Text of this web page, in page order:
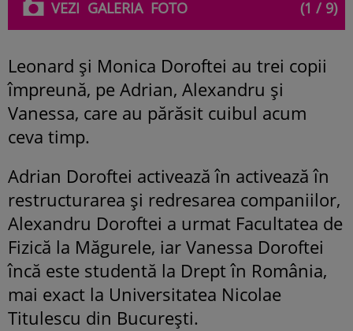
VEZI GALERIAFOTO (1 / 9)
Leonard și Monica Doroftei au trei copii
împreună, pe Adrian, Alexandru și
Vanessa, care au părăsit cuibul acum
ceva timp.
Adrian Doroftei activează în activează în
restructurarea și redresarea companiilor,
Alexandru Doroftei a urmat Facultatea de
Fizică la Măgurele, iar Vanessa Doroftei
încă este studentă la Drept în România,
mai exact la Universitatea Nicolae
Titulescu din București.